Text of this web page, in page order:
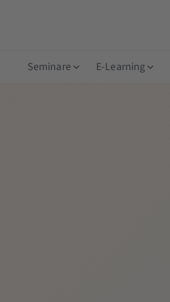
Seminare E-Learning